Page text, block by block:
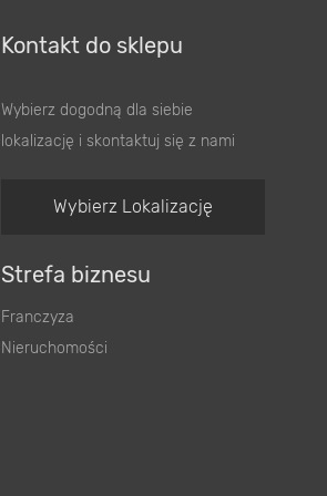
Kontakt do sklepu
Wybierz dogodną dla siebie
lokalizację i skontaktuj się z nami
Wybierz Lokalizację
Strefa biznesu
Franczyza
Nieruchomości